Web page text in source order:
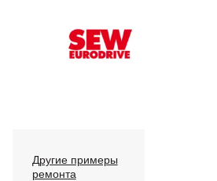
Другие примеры
ремонта